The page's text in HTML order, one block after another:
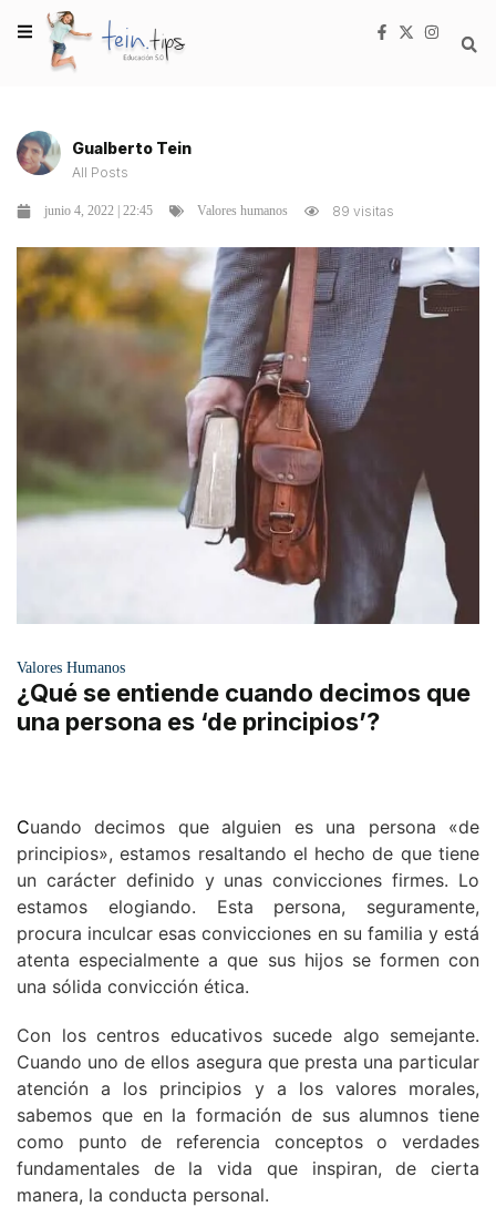
Gualberto Tein
All Posts
junio 4, 2022 | 22:45 Valores humanos 89 visitas
Valores Humanos
¿Qué se entiende cuando decimos que
una persona es ‘de principios’?
Cuando decimos que alguien es una persona «de
principios», estamos resaltando el hecho de que tiene
un carácter definido y unas convicciones firmes. Lo
estamos elogiando. Esta persona, seguramente,
procura inculcar esas convicciones en su familia y está
atenta especialmente a que sus hijos se formen con
una sólida convicción ética.
Con los centros educativos sucede algo semejante.
Cuando uno de ellos asegura que presta una particular
atención a los principios y a los valores morales,
sabemos que en la formación de sus alumnos tiene
como punto de referencia conceptos o verdades
fundamentales de la vida que inspiran, de cierta
manera, la conducta personal.